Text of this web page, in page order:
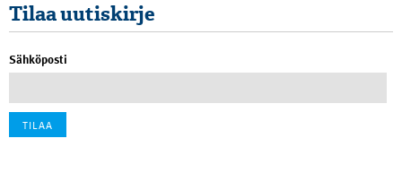
Tilaa uutiskirje
Sähköposti